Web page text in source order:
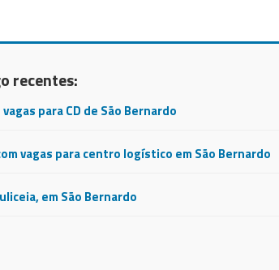
recentes:
para CD de São Bernardo
vagas para centro logístico em São Bernardo
em São Bernardo